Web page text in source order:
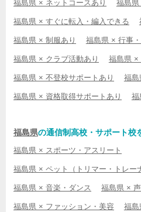
福島県 × ネットコースあり 福島県
福島県 × すぐに転入・編入できる
福島県 × 制服あり 福島県 × 行事
福島県 × クラブ活動あり 福島県 ×
福島県 × 不登校サポートあり 福島
福島県 × 資格取得サポートあり 福
福島県の通信制高校・サポート校
福島県 × スポーツ・アスリート
福島県 × ペット（トリマー・トレー
福島県 × 音楽・ダンス 福島県 ×
福島県 × ファッション・美容 福島